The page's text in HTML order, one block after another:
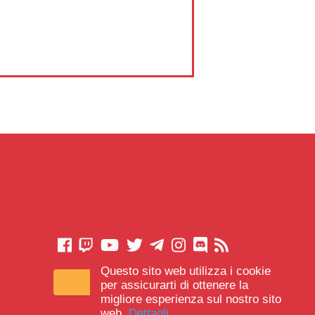
Questo sito web utilizza i cookie
per assicurarti di ottenere la
migliore esperienza sul nostro sito
CONTATTACI